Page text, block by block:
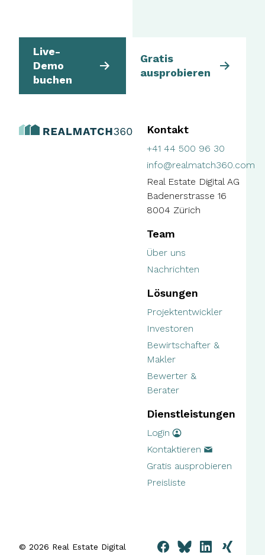
Live-
Demo
buchen
Gratis
ausprobieren
Kontakt
+41 44 500 96 30
info@realmatch360.com
Real Estate Digital AG
Badenerstrasse 16
8004 Zürich
Team
Über uns
Nachrichten
Lösungen
Projektentwickler
Investoren
Bewirtschafter &
Makler
Bewerter &
Berater
Dienstleistungen
Login
Kontaktieren
Gratis ausprobieren
Preisliste
© 2026 Real Estate Digital